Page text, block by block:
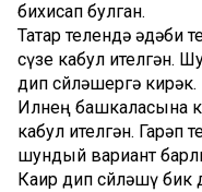
бихисап булган.
Татар телендә
сүзе кабул ителгән.
дип сөйләшергә кирәк.
Илнең башкаласына
кабул ителгән. Гарәп
шундый вариант
Каир дип сөйләшү бик